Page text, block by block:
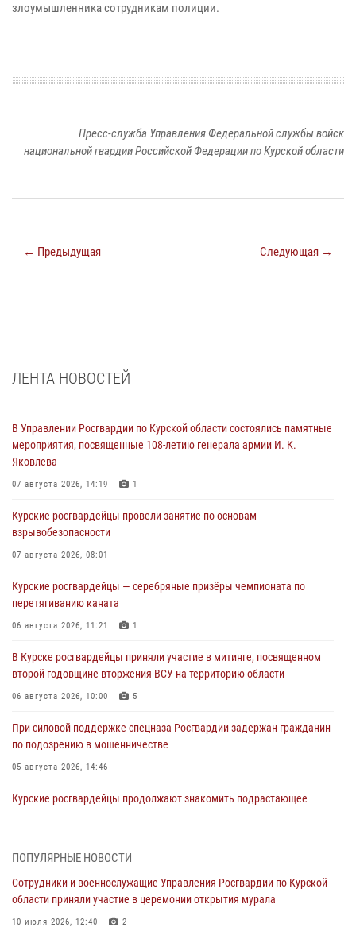
злоумышленника сотрудникам полиции.
Пресс-служба Управления Федеральной службы войск
национальной гвардии Российской Федерации по Курской области
← Предыдущая Следующая →
ЛЕНТА НОВОСТЕЙ
В Управлении Росгвардии по Курской области состоялись памятные
мероприятия, посвященные 108-летию генерала армии И. К.
Яковлева
07 августа 2026, 14:19 1
Курские росгвардейцы провели занятие по основам
взрывобезопасности
07 августа 2026, 08:01
Курские росгвардейцы — серебряные призёры чемпионата по
перетягиванию каната
06 августа 2026, 11:21 1
В Курске росгвардейцы приняли участие в митинге, посвященном
второй годовщине вторжения ВСУ на территорию области
06 августа 2026, 10:00 5
При силовой поддержке спецназа Росгвардии задержан гражданин
по подозрению в мошенничестве
05 августа 2026, 14:46
Курские росгвардейцы продолжают знакомить подрастающее
оздоровительных лагерях
05 августа 2026, 09:51
ПОПУЛЯРНЫЕ НОВОСТИ
Сотрудники и военнослужащие Управления Росгвардии по Курской
области приняли участие в церемонии открытия мурала
10 июля 2026, 12:40 2